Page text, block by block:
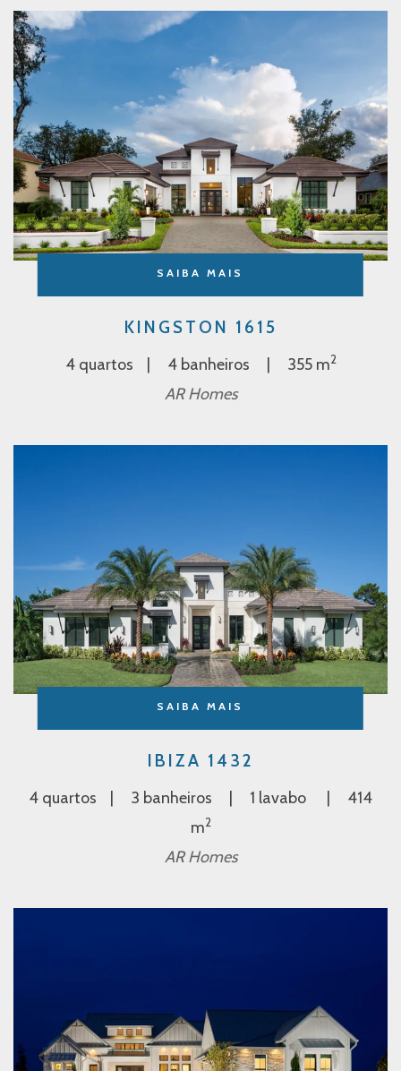
SAIBA MAIS
IBIZA 1432
4 quartos 3 banheiros 1 lavabo
414
m2
AR Homes
SAIBA MAIS
KINGSTON 1615
4 quartos 4 banheiros 355 m2
AR Homes